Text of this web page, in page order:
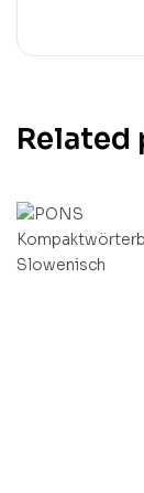
Related